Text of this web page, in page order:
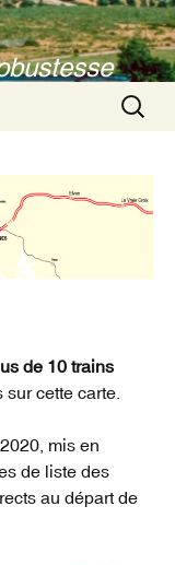
de 10 trains
cette carte.
mis en
de liste des
au départ de